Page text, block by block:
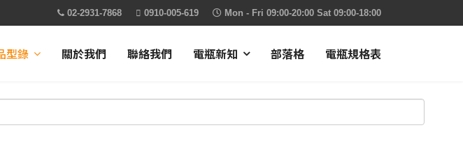
02-2931-7868 0910-005-619 Mon - Fri 09:00-20:00 Sat 09:00-18:00
型錄 關於我們 聯絡我們 電瓶新知 部落格 電瓶規格表